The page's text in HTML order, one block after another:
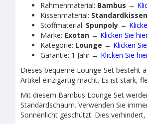
Rahmenmaterial: Bambus →
Kissenmaterial: Standardkissen
Stoffmaterial: Spunpoly→
Marke: Exotan→ Klicken Sie
Kategorie: Lounge → Klicken
Garantie: 1 Jahr → Klicken Sie
Dieses bequeme Lounge-Set besteht
Artikel einzigartig macht. Es ist stark,
Mit diesem Bambus Lounge Set
Standardschaum. Verwenden Sie
Sonnenlicht geschützt. Dies